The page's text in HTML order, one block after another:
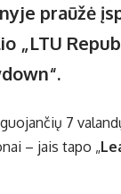
praūžė
„LTU
7
– jais tapo „